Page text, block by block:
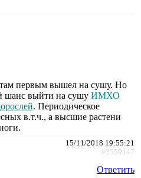
там первым вышел на сушу. Но
шанс выйти на сушу ИМХО
. Периодическое
в.т.ч., а высшие растени
15/11/2018 19:55:21
#2559147
Ответить